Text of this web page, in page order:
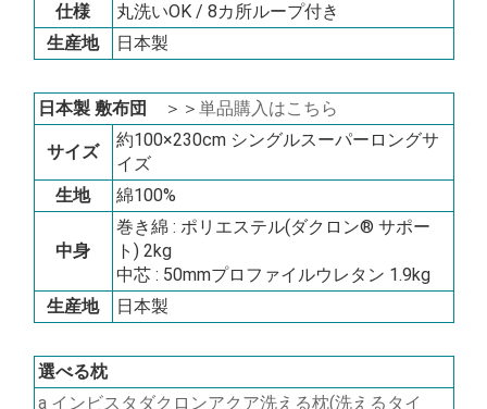
仕様
丸洗いOK / 8カ所ループ付き
生産地
日本製
日本製 敷布団 ＞＞単品購入はこちら
サイズ
約100×230cm シングルスーパーロングサ
イズ
生地
綿100%
中身
巻き綿 : ポリエステル(ダクロン® サポー
ト) 2kg
中芯 : 50mmプロファイルウレタン 1.9kg
生産地
日本製
選べる枕
a インビスタダクロンアクア洗える枕(洗えるタイ